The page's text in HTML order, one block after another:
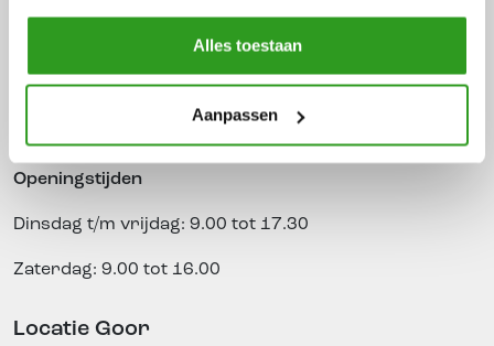
Alles toestaan
Aanpassen
Bezoek onze showroom
Locatie Borculo
7271 LC, Borculo
Openingstijden
Dinsdag t/m vrijdag: 9.00 tot 17.30
Zaterdag: 9.00 tot 16.00
Locatie Goor